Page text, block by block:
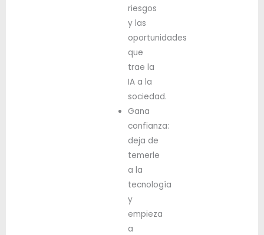
riesgos
y las
oportunidades
que
trae la
IA a la
sociedad.
Gana
confianza:
deja de
temerle
a la
tecnología
y
empieza
a